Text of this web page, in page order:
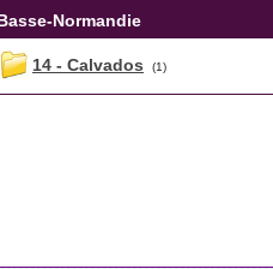
Normandie
14 - Calvados (1)